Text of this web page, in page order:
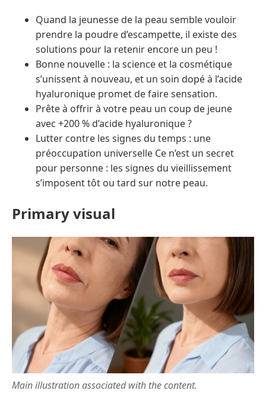
Quand la jeunesse de la peau semble vouloir
prendre la poudre d’escampette, il existe des
solutions pour la retenir encore un peu !
Bonne nouvelle : la science et la cosmétique
s’unissent à nouveau, et un soin dopé à l’acide
hyaluronique promet de faire sensation.
Prête à offrir à votre peau un coup de jeune
avec +200 % d’acide hyaluronique ?
Lutter contre les signes du temps : une
préoccupation universelle Ce n’est un secret
pour personne : les signes du vieillissement
s’imposent tôt ou tard sur notre peau.
Primary visual
Main illustration associated with the content.